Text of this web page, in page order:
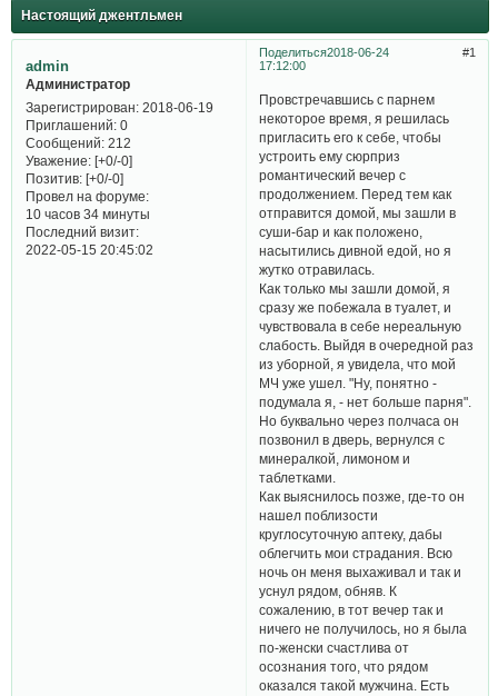
Настоящий джентльмен
Поделиться 1
2018-06-24
17:12:00
admin
Администратор
Зарегистрирован: 2018-06-19
Приглашений:0
Сообщений:212
Уважение: [+0/-0]
Позитив: [+0/-0]
Провел на форуме:
10 часов 34 минуты
Последний визит:
2022-05-15 20:45:02
Провстречавшись с парнем
некоторое время, я решилась
пригласить его к себе, чтобы
устроить ему сюрприз
романтический вечер с
продолжением. Перед тем как
отправится домой, мы зашли в
суши-бар и как положено,
насытились дивной едой, но я
жутко отравилась.
Как только мы зашли домой, я
сразу же побежала в туалет, и
чувствовала в себе нереальную
слабость. Выйдя в очередной раз
из уборной, я увидела, что мой
МЧ уже ушел. "Ну, понятно -
подумала я, - нет больше парня".
Но буквально через полчаса он
позвонил в дверь, вернулся с
минералкой, лимоном и
таблетками.
Как выяснилось позже, где-то он
нашел поблизости
круглосуточную аптеку, дабы
облегчить мои страдания. Всю
ночь он меня выхаживал и так и
уснул рядом, обняв. К
сожалению, в тот вечер так и
ничего не получилось, но я была
по-женски счастлива от
осознания того, что рядом
оказался такой мужчина. Есть